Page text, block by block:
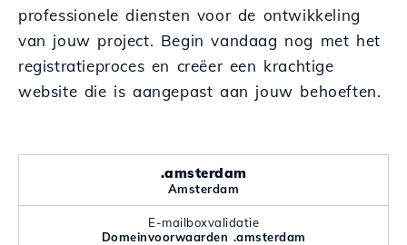
professionele diensten voor de ontwikkeling
van jouw project. Begin vandaag nog met het
registratieproces en creëer een krachtige
website die is aangepast aan jouw behoeften.
.amsterdam
Amsterdam
E-mailboxvalidatie
Domeinvoorwaarden .amsterdam